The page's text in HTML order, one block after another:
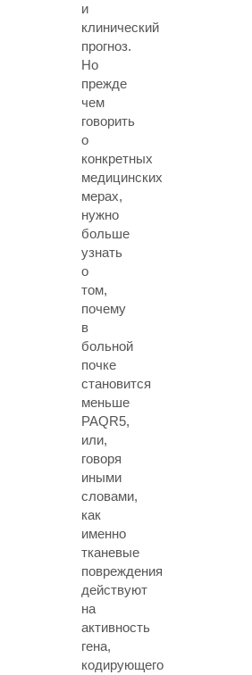
и
клинический
прогноз.
Но
прежде
чем
говорить
о
конкретных
медицинских
мерах,
нужно
больше
узнать
о
том,
почему
в
больной
почке
становится
меньше
PAQR5,
или,
говоря
иными
словами,
как
именно
тканевые
повреждения
действуют
на
активность
гена,
кодирующего